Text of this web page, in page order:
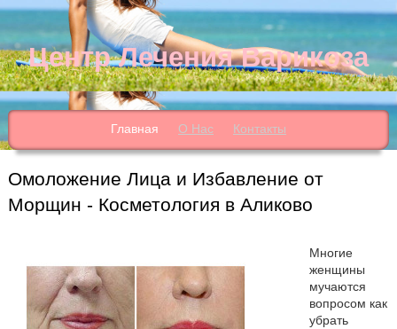
Центр Лечения Варикоза
Главная О Нас Контакты
Омоложение Лица и Избавление от
Морщин - Косметология в Аликово
Многие
женщины
мучаются
вопросом как
убрать